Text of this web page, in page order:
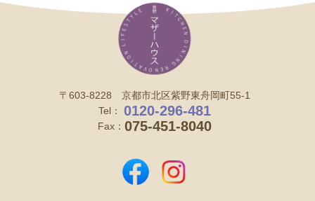
〒603-8228 京都市北区紫野東舟岡町55-1
Tel：
0120-296-481
Fax： 075-451-8040